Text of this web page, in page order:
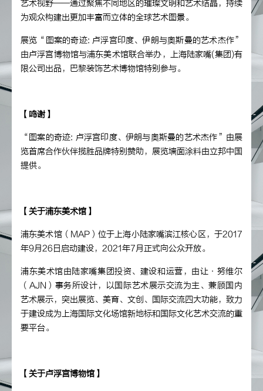
艺术视野——通过聚焦不同地区的璀璨文明和艺术结晶，持续
为观众构建出更加丰富而立体的全球艺术图景。
展览“图案的奇迹: 卢浮宫印度、伊朗与奥斯曼的艺术杰作”
由卢浮宫博物馆与浦东美术馆联合举办，上海陆家嘴(集团)有
限公司出品，巴黎装饰艺术博物馆特别参与。
【鸣谢】
“图案的奇迹: 卢浮宫印度、伊朗与奥斯曼的艺术杰作”由展
览首席合作伙伴揽胜品牌特别赞助，展览墙面涂料由立邦中国
提供。
【关于浦东美术馆】
浦东美术馆（MAP）位于上海小陆家嘴滨江核心区，于2017
年9月26日启动建设，2021年7月正式向公众开放。
浦东美术馆由陆家嘴集团投资、建设和运营，由让·努维尔
（AJN）事务所设计，以国际艺术展示交流为主、兼顾国内
艺术展示，突出展览、美育、文创、国际交流四大功能，致力
于建设成为上海国际文化场馆新地标和国际文化艺术交流的重
要平台。
【关于卢浮宫博物馆】